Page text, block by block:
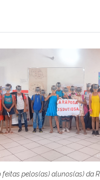
pelos(as) alunos(as) da